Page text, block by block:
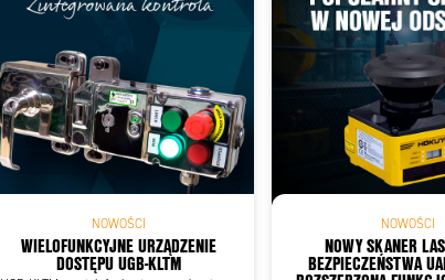
Add as new cart row
NOWOŚCI
WIELOFUNKCYJNE URZĄDZENIE
DOSTĘPU UGB-KLTM
NOWOŚCI
NOWY SKANER
BEZPIECZEŃSTWA